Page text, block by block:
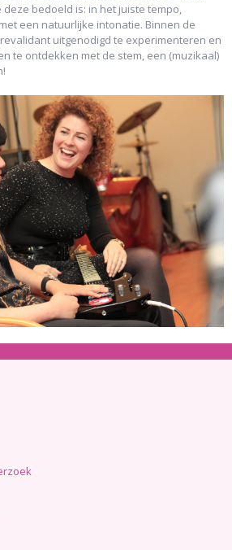
bedoeld is: in het juiste tempo,
een natuurlijke intonatie. Binnen de
uitgenodigd te experimenteren en
te ontdekken met de stem, een (muzikaal)